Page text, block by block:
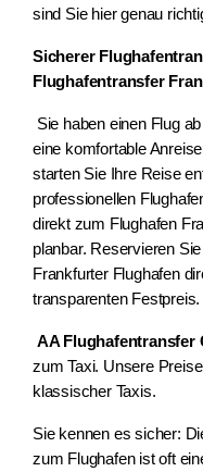
sind Sie hier genau
Sicherer
Flughafentransfer
Sie haben einen Flug
eine komfortable
starten Sie Ihre Reise
professionellen
direkt zum Flughafen
planbar. Reservieren
Frankfurter Flughafen
transparenten Festpreis.
AA Flughafentransfer
zum Taxi. Unsere
klassischer Taxis.
Sie kennen es sicher:
zum Flughafen ist oft